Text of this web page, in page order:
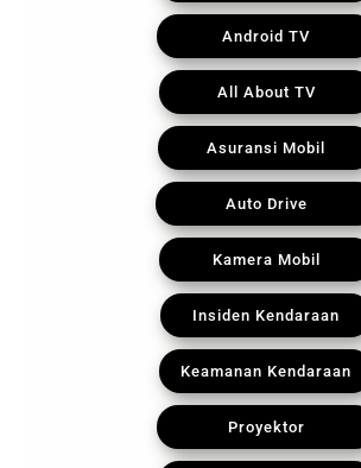
Android TV
All About TV
Asuransi Mobil
Auto Drive
Kamera Mobil
Insiden Kendaraan
Keamanan Kendaraan
Proyektor